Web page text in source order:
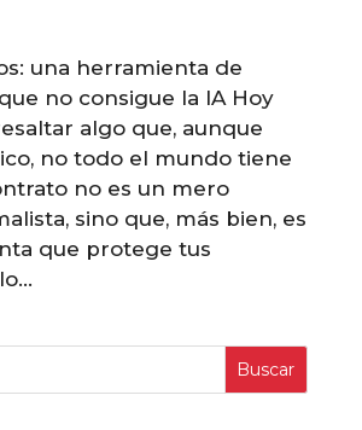
una herramienta de
no consigue la IA Hoy
algo que, aunque
no todo el mundo tiene
no es un mero
sino que, más bien, es
que protege tus
Buscar